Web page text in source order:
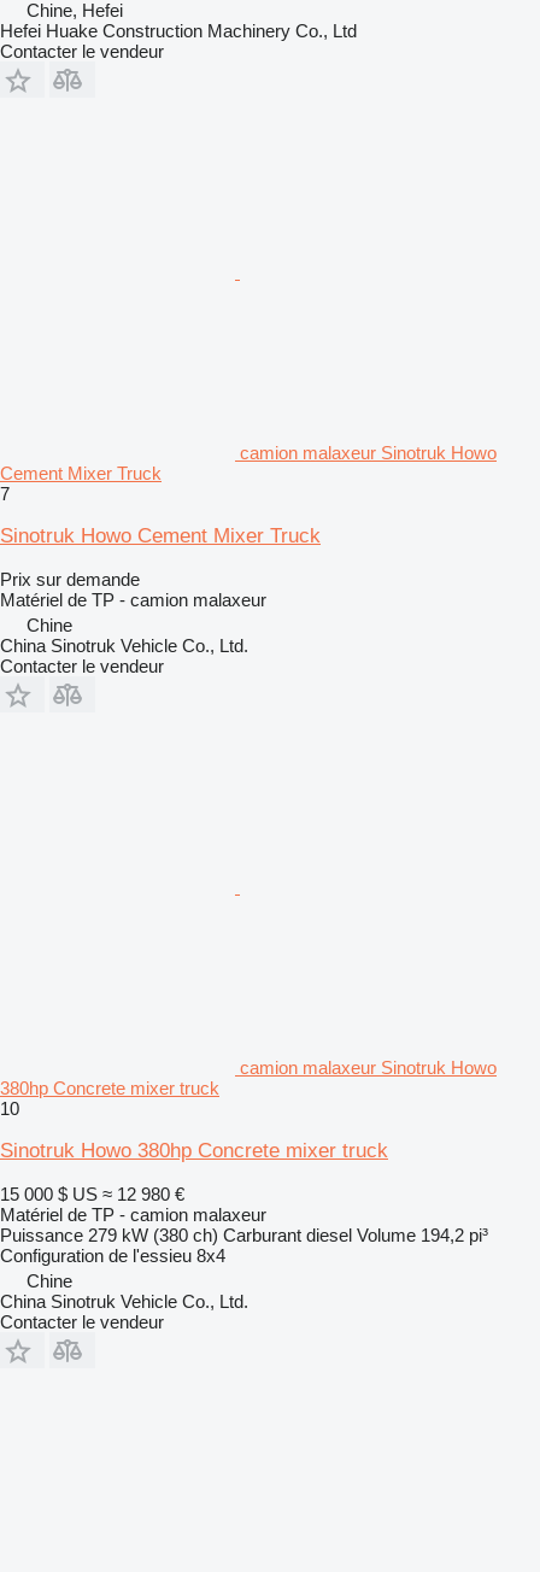
Chine, Hefei
Hefei Huake Construction Machinery Co., Ltd
Contacter le vendeur
camion malaxeur Sinotruk Howo
Cement Mixer Truck
7
Sinotruk Howo Cement Mixer Truck
Prix sur demande
Matériel de TP - camion malaxeur
Chine
China Sinotruk Vehicle Co., Ltd.
Contacter le vendeur
camion malaxeur Sinotruk Howo
380hp Concrete mixer truck
10
Sinotruk Howo 380hp Concrete mixer truck
15 000 $ US ≈ 12 980 €
Matériel de TP - camion malaxeur
Puissance 279 kW (380 ch) Carburant diesel Volume 194,2 pi³
Configuration de l'essieu 8x4
Chine
China Sinotruk Vehicle Co., Ltd.
Contacter le vendeur